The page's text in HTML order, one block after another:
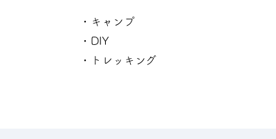
・キャンプ
・DIY
・トレッキング